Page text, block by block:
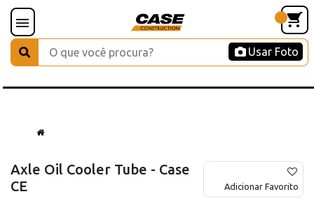
Usar Foto
Axle Oil Cooler Tube - Case
CE
Adicionar Favorito